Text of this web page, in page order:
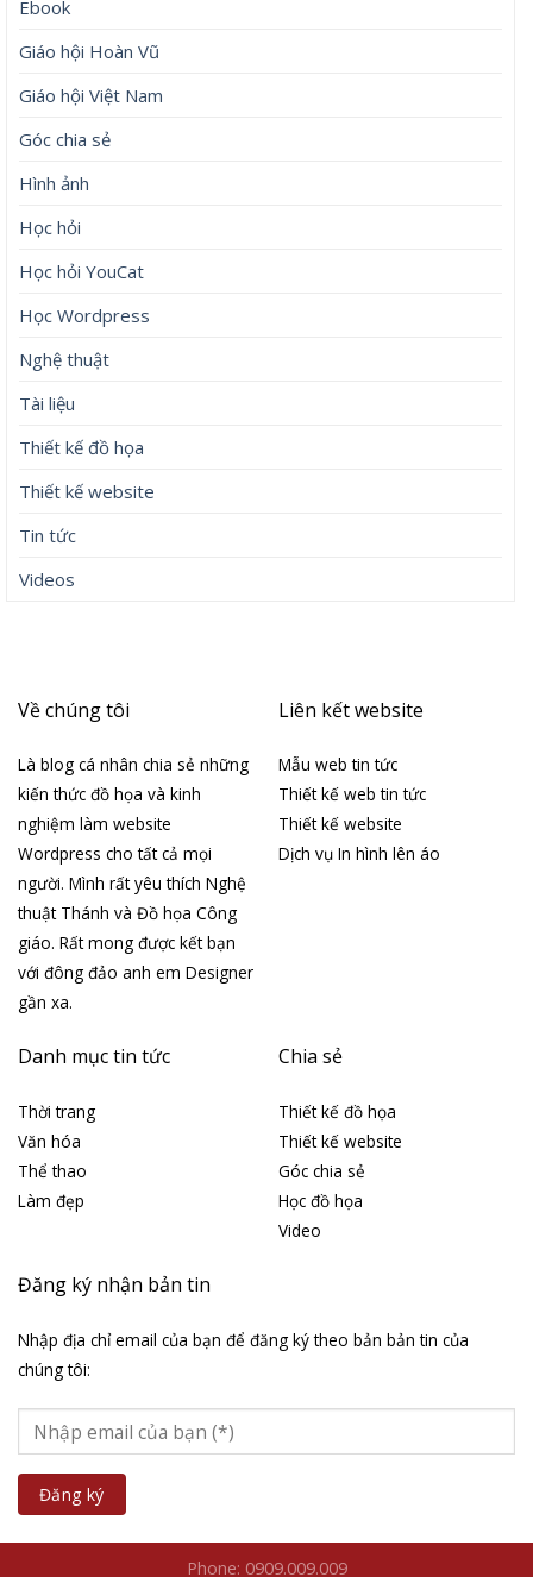
Ebook
Giáo hội Hoàn Vũ
Giáo hội Việt Nam
Góc chia sẻ
Hình ảnh
Học hỏi
Học hỏi YouCat
Học Wordpress
Nghệ thuật
Tài liệu
Thiết kế đồ họa
Thiết kế website
Tin tức
Videos
Về chúng tôi
Là blog cá nhân chia sẻ những
kiến thức đồ họa và kinh
nghiệm làm website
Wordpress cho tất cả mọi
người. Mình rất yêu thích Nghệ
thuật Thánh và Đồ họa Công
giáo. Rất mong được kết bạn
với đông đảo anh em Designer
gần xa.
Liên kết website
Mẫu web tin tức
Thiết kế web tin tức
Thiết kế website
Dịch vụ In hình lên áo
Danh mục tin tức
Thời trang
Văn hóa
Thể thao
Làm đẹp
Chia sẻ
Thiết kế đồ họa
Thiết kế website
Góc chia sẻ
Học đồ họa
Video
Đăng ký nhận bản tin
Nhập địa chỉ email của bạn để đăng ký theo bản bản tin của
chúng tôi:
Phone: 0909.009.009